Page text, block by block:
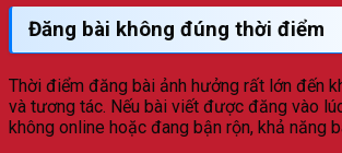
Đăng bài không đúng thời điểm
Thời điểm đăng bài ảnh hưởng rất lớn đến
và tương tác. Nếu bài viết được đăng vào
không online hoặc đang bận rộn, khả năng